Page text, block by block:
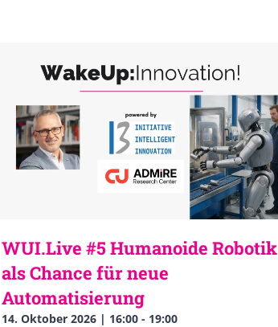
WUI.Live #5 Humanoide Robotik
als Chance für neue
Automatisierung
14. Oktober 2026 | 16:00- 19:00